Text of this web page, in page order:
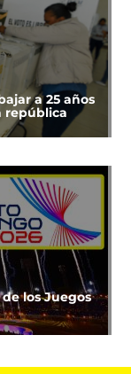
a 25 años
república
los Juegos